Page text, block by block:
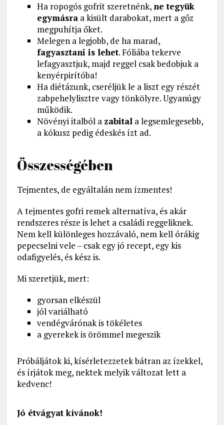
Ha ropogós gofrit szeretnénk, ne tegyük
egymásraa kisült darabokat, mert a gőz
megpuhítja őket.
Melegen a legjobb, de ha marad,
fagyasztani is lehet. Fóliába tekerve
lefagyasztjuk, majd reggel csak bedobjuk a
kenyérpirítóba!
Ha diétázunk, cseréljük le a liszt egy részét
zabpehelylisztre vagy tönkölyre. Ugyanúgy
működik.
Növényi italból a zabitala legsemlegesebb,
a kókusz pedig édeskés ízt ad.
Összességében
Tejmentes, de egyáltalán nem ízmentes!
A tejmentes gofri remek alternatíva, és akár
rendszeres része is lehet a családi reggeliknek.
Nem kell különleges hozzávaló, nem kell órákig
pepecselni vele – csak egy jó recept, egy kis
odafigyelés, és kész is.
Mi szeretjük, mert:
gyorsan elkészül
jól variálható
vendégvárónak is tökéletes
a gyerekek is örömmel megeszik
Próbáljátok ki, kísérletezzetek bátran az ízekkel,
és írjátok meg, nektek melyik változat lett a
kedvenc!
Jó étvágyat kívánok!